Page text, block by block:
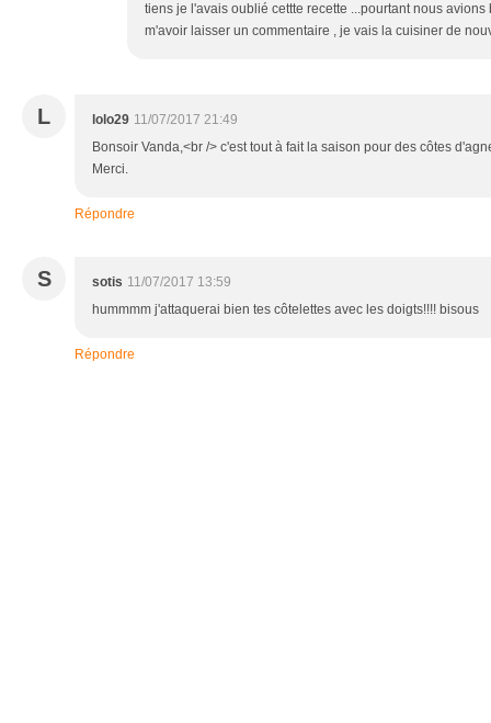
tiens je l'avais oublié cettte recette ...pourtant nous
m'avoir laisser un commentaire , je vais la cuisiner de
L lolo29 11/07/2017 21:49
Bonsoir Vanda,<br /> c'est tout à fait la saison pour des côtes
Merci.
Répondre
S sotis 11/07/2017 13:59
hummmm j'attaquerai bien tes côtelettes avec les doigts!!!! bisous
Répondre